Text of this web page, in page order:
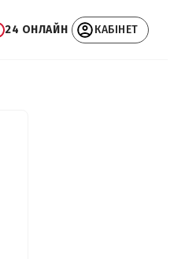
24 ОНЛАЙН КАБІНЕТ